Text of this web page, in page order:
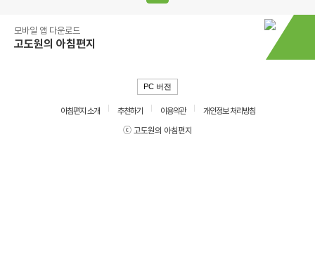
모바일 앱 다운로드
고도원의 아침편지
PC 버전
아침편지 소개 추천하기 이용약관
개인정보 처리방침
ⓒ 고도원의 아침편지